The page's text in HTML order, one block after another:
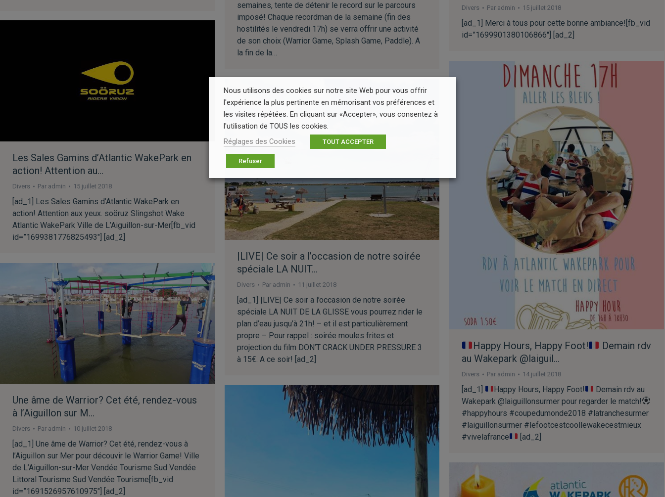
semaines, tente de détenir le record sur le parcours
imposé! Chaque recordman de la semaine (fin des
hostilités le vendredi 17h) se verra offrir une activité
de son choix (Warrior Game, Splash Game, Paddle). A
la fin de la…
Divers Par admin 15 juillet 2018
[ad_1] Merci à tous pour cette bonne ambiance![fb_vid
id=”1699901380106866″] [ad_2]
Les Sales Gamins d’Atlantic WakePark en
action! Attention au…
Divers Par admin 15 juillet 2018
[ad_1] Les Sales Gamins d’Atlantic WakePark en
action! Attention aux yeux. soöruz Slingshot Wake
Atlantic WakePark Ville de L’Aiguillon-sur-Mer[fb_vid
id=”1699381776825493″] [ad_2]
Happy Hours, Happy Foot!
Demain rdv
au Wakepark @laiguil…
Divers Par admin 14 juillet 2018
[ad_1] Happy Hours, Happy Foot!
Demain rdv au
Wakepark @laiguillonsurmer pour regarder le match!
#happyhours #coupedumonde2018 #latranchesurmer
#laiguillonsurmer #lefootcestcoollewakecestmieux
#vivelafrance
[ad_2]
|LIVE| Ce soir a l’occasion de notre soirée
spéciale LA NUIT…
Divers Par admin 11 juillet 2018
[ad_1] |LIVE| Ce soir a l’occasion de notre soirée
spéciale LA NUIT DE LA GLISSE vous pourrez rider le
plan d’eau jusqu’à 21h! – et il est particulièrement
propre – Pour rappel : soirée moules frites et
projection du film DON’T CRACK UNDER PRESSURE 3
à 15€. A ce soir! [ad_2]
Une âme de Warrior? Cet été, rendez-vous
à l’Aiguillon sur M…
Divers Par admin 10 juillet 2018
[ad_1] Une âme de Warrior? Cet été, rendez-vous à
l’Aiguillon sur Mer pour découvir le Warrior Game! Ville
de L’Aiguillon-sur-Mer Vendée Tourisme Sud Vendée
Littoral Tourisme Sud Vendée Tourisme[fb_vid
id=”1691526957610975″] [ad_2]
Nous utilisons des cookies sur notre site Web pour vous offrir
l'expérience la plus pertinente en mémorisant vos préférences et
les visites répétées. En cliquant sur «Accepter», vous consentez à
l'utilisation de TOUS les cookies.
Réglages des Cookies
TOUT ACCEPTER
Refuser